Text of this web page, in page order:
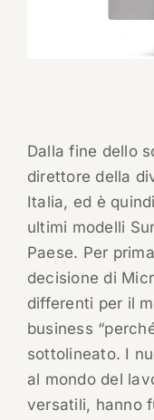
Dalla fine dello
direttore della
Italia, ed è
ultimi modelli
Paese. Per
decisione di
differenti per il
business
sottolineato. I
al mondo del
versatili, hanno